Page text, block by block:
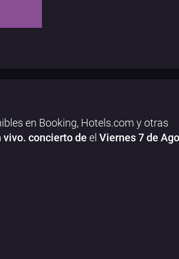
en Booking, Hotels.com y otras
vivo. concierto de el Viernes 7 de